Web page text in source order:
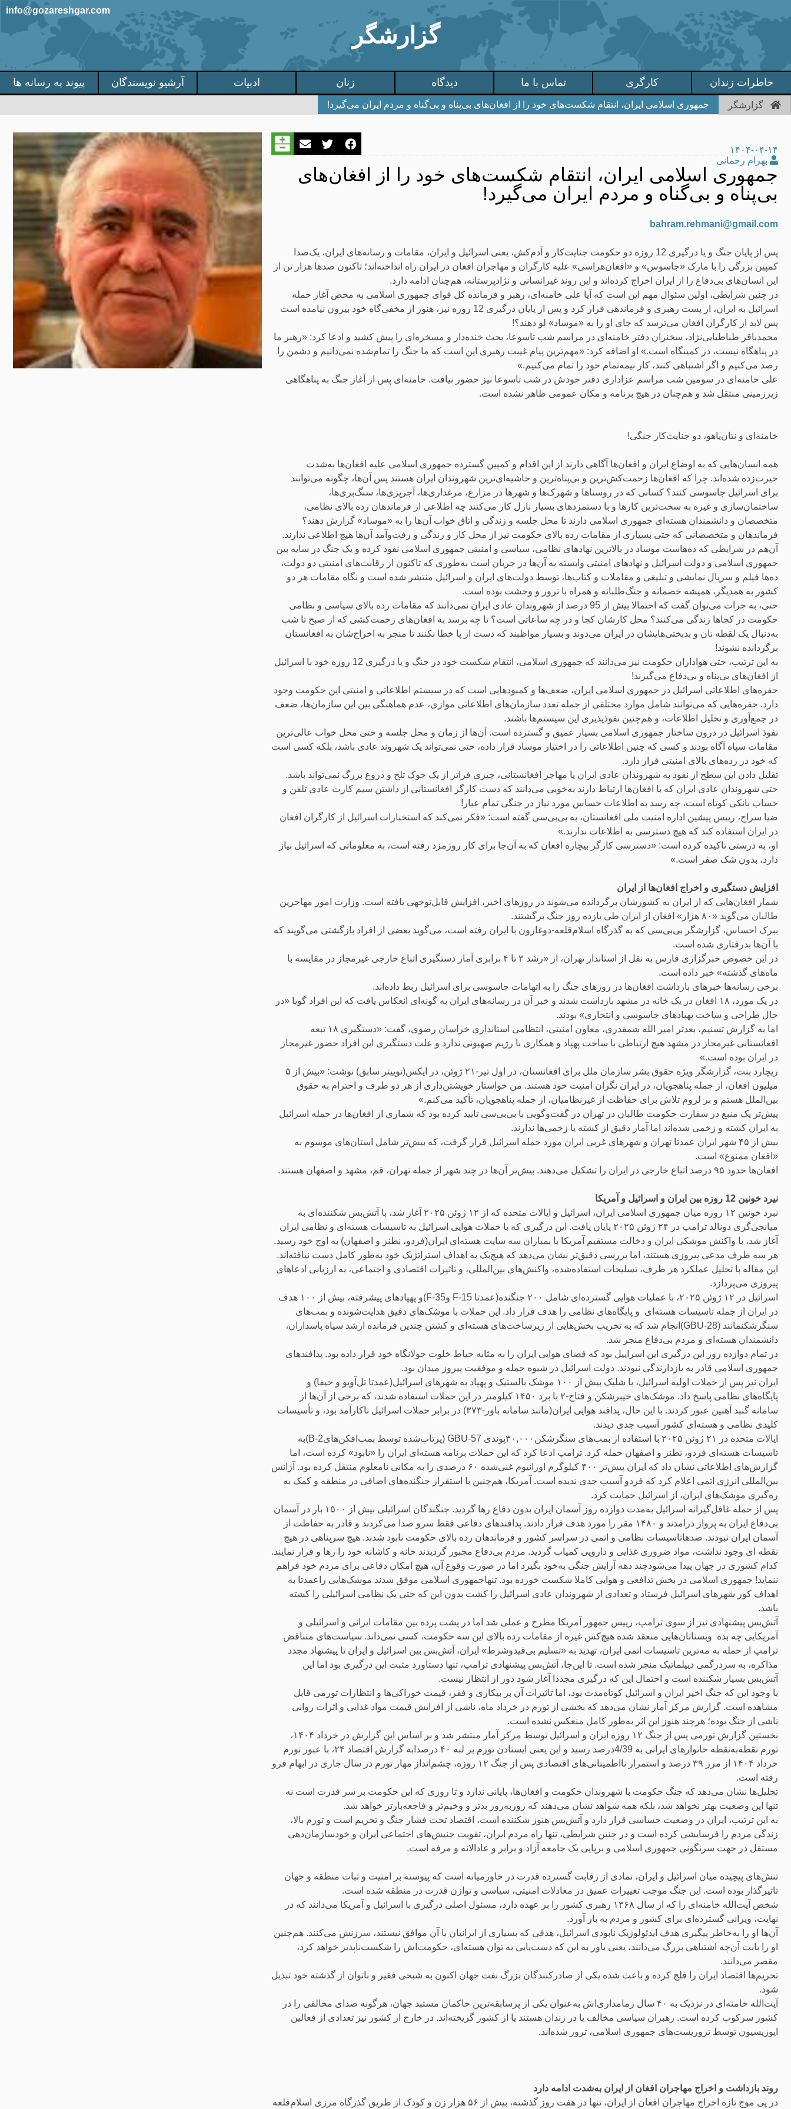
گزارشگر
info@gozareshgar.com
خاطرات زندان کارگری تماس با ما دیدگاه زنان ادبیات آرشیو نویسندگان پیوند به رسانه ها
گزارشگر جمهوری اسلامی ایران، انتقام شکست‌های خود را از افغان‌های بی‌پناه و بی‌گناه و مردم ایران می‌گیرد!
۱۴۰۴-۰۴-۱۴
بهرام رحمانی
جمهوری اسلامی ایران، انتقام شکست‌های خود را از افغان‌های
بی‌پناه و بی‌گناه و مردم ایران می‌گیرد!
bahram.rehmani@gmail.com
پس از پایان جنگ و یا درگیری 12 روزه دو حکومت جنایت‌کار و آدم‌کش، یعنی اسرائیل و ایران، مقامات و رسانه‌های ایران، یک‌صدا
کمپین بزرگی را با مارک «جاسوس» و «افغان‌هراسی» علیه کارگران و مهاجران افغان در ایران راه انداخته‌اند؛ تاکنون صدها هزار تن از
این انسان‌های بی‌دفاع را از ایران اخراج کرده‌اند و این روند غیرانسانی و نژادپرستانه، هم‌چنان ادامه دارد.
در چنین شرایطی، اولین سئوال مهم این است که آیا علی خامنه‌ای، رهبر و فرمانده کل قوای جمهوری اسلامی به محض آغاز حمله
اسرائیل به ایران، از پست رهبری و فرماندهی فرار کرد و پس از پایان درگیری 12 روزه نیز، هنوز از مخفی‌گاه خود بیرون نیامده است
پس لابد از کارگران افغان می‌ترسد که جای او را به «موساد» لو دهند؟!
محمدباقر طباطبایی‌نژاد، سخنران دفتر خامنه‌ای در مراسم شب تاسوعا، بحث خنده‌دار و مسخره‌ای را پیش کشید و ادعا کرد: «رهبر ما
در پناهگاه نیست، در کمینگاه است.» او اضافه کرد: «مهم‌ترین پیام غیبت رهبری این است که ما جنگ را تمام‌شده نمی‌دانیم و دشمن را
رصد می‌کنیم و اگر اشتباهی کنند، کار نیمه‌تمام خود را تمام می‌کنیم.»
علی خامنه‌ای در سومین شب مراسم عزاداری دفتر خودش در شب تاسوعا نیز حضور نیافت. خامنه‌ای پس از آغاز جنگ به پناهگاهی
زیرزمینی منتقل شد و هم‌چنان در هیچ برنامه و مکان عمومی ظاهر نشده است.
خامنه‌ای و نتان‌یاهو، دو جنایت‌کار جنگی!
همه انسان‌هایی که به اوضاع ایران و افغان‌ها آگاهی دارند از این اقدام و کمپین گسترده جمهوری اسلامی علیه افغان‌ها به‌شدت
حیرت‌زده شده‌اند. چرا که افغان‌ها زحمت‌کش‌ترین و بی‌پناه‌ترین و حاشیه‌ای‌ترین شهروندان ایران هستند پس آن‌ها، چگونه می‌توانند
برای اسرائیل جاسوسی کنند؟ کسانی که در روستاها و شهرک‌ها و شهرها در مزارع، مرغداری‌ها، آجرپزی‌ها، سنگ‌بری‌ها،
ساختمان‌سازی و غیره به سخت‌ترین کارها و با دستمزدهای بسیار نازل کار می‌کنند چه اطلاعی از فرماندهان رده بالای نظامی،
متخصصان و دانشمندان هسته‌ای جمهوری اسلامی دارند تا محل جلسه و زندگی و اتاق خواب آن‌ها را به «موساد» گزارش دهند؟
فرماندهان و متخصصانی که حتی بسیاری از مقامات رده بالای حکومت نیز از محل کار و زندگی و رفت‌و‌آمد آن‌ها هیچ اطلاعی ندارند.
آن‌هم در شرایطی که ده‌هاست موساد در بالاترین نهادهای نظامی، سیاسی و امنیتی جمهوری اسلامی نفوذ کرده و یک جنگ در سایه بین
جمهوری اسلامی و دولت اسرائیل و نهادهای امنیتی وابسته به آن‌ها در جریان است به‌طوری که تاکنون از رقابت‌های امنیتی دو دولت،
ده‌ها فیلم و سریال نمایشی و تبلیغی و مقاملات و کتاب‌ها، توسط دولت‌های ایران و اسرائیل منتشر شده است و نگاه مقامات هر دو
کشور به همدیگر، همیشه خصمانه و جنگ‌طلبانه و همراه با ترور و وحشت بوده است.
حتی، به جرات می‌توان گفت که احتمالا بیش از 95 درصد از شهروندان عادی ایران نمی‌دانند که مقامات رده بالای سیاسی و نظامی
حکومت در کجاها زندگی می‌کنند؟ محل کارشان کجا و در چه ساعاتی است؟ تا چه برسد به افغان‌های زحمت‌کشی که از صبح تا شب
به‌دنبال یک لقطه نان و بدبختی‌هایشان در ایران می‌دوند و بسیار مواظبند که دست از پا خطا نکنند تا منجر به اخراج‌شان به افغانستان
برگردانده نشوند!
به این ترتیب، حتی هواداران حکومت نیز می‌دانند که جمهوری اسلامی، انتقام شکست خود در جنگ و یا درگیری 12 روزه خود با اسرائیل
از افغان‌های بی‌پناه و بی‌دفاع می‌گیرند!
حفره‌های اطلاعاتی اسرائیل در جمهوری اسلامی ایران، ضعف‌ها و کمبودهایی است که در سیستم اطلاعاتی و امنیتی این حکومت وجود
دارد. حفره‌هایی که می‌توانند شامل موارد مختلفی از جمله تعدد سازمان‌های اطلاعاتی موازی، عدم هماهنگی بین این سازمان‌ها، ضعف
در جمع‌آوری و تحلیل اطلاعات، و هم‌چنین نفوذپذیری این سیستم‌ها باشند.
نفوذ اسرائیل در درون ساختار جمهوری اسلامی بسیار عمیق و گسترده است. آن‌ها از زمان و محل جلسه و حتی محل خواب عالی‌ترین
مقامات سپاه آگاه بودند و کسی که چنین اطلاعاتی را در اختیار موساد قرار داده، حتی نمی‌تواند یک شهروند عادی باشد، بلکه کسی است
که خود در رده‌های بالای امنیتی قرار دارد.
تقلیل دادن این سطح از نفوذ به شهروندان عادی ایران یا مهاجر افغانستانی، چیزی فراتر از یک جوک تلخ و دروغ بزرگ نمی‌تواند باشد.
حتی شهروندان عادی ایران که با افغان‌ها ارتباط دارند به‌خوبی می‌دانند که دست کارگر افغانستانی از داشتن سیم کارت عادی تلفن و
حساب بانکی کوتاه است، چه رسد به اطلاعات حساس مورد نیاز در جنگی تمام عیار!
ضیا سراج، ریيس پیشین اداره امنیت ملی افغانستان، به بی‌بی‌سی گفته است: «فکر نمی‌کند که استخبارات اسرائیل از کارگران افغان
در ایران استفاده کند که هیچ دسترسی به اطلاعات ندارند.»
او، به درستی تاکیده کرده است: «دسترسی کارگر بیچاره افغان که به آن‌جا برای کار روزمزد رفته است، به معلوماتی که اسرائیل نیاز
دارد، بدون شک صفر است.»
افزایش دستگیری و اخراج افغان‌ها از ایران
شمار افغان‌هایی که از ایران به کشورشان بر‌گردانده می‌شوند در روزهای اخیر، افزایش قابل‌توجهی یافته است. وزارت امور مهاجرین
طالبان می‌گوید «۸۰ هزار» افغان از ایران طی یازده روز جنگ برگشتند.
ببرک احساس، گزارشگر بی‌بی‌سی که به گذرگاه اسلام‌قلعه-دوغارون با ایران رفته است، می‌گوید بعضی از افراد بازگشتی می‌گویند که
با آن‌ها بدرفتاری شده است.
در این خصوص خبرگزاری فارس به نقل از استاندار تهران، از «رشد ۳ تا ۴ برابری آمار دستگیری‌ اتباع خارجی غیرمجاز در مقایسه با
ماه‌های گذشته» خبر داده است.
برخی رسانه‌ها خبرهای بازداشت‌ افغان‌ها در روزهای جنگ را به اتهامات جاسوسی برای اسرائیل ربط داده‌اند.
در یک مورد، ۱۸ افغان در یک خانه در مشهد بازداشت شدند و خبر آن در رسانه‌های ایران به گونه‌ای انعکاس یافت که این افراد گویا «در
حال طراحی و ساخت پهپادهای جاسوسی و انتحاری» بودند.
اما به گزارش تسنیم، بعدتر امیر الله شمقدری، معاون امنیتی، انتظامی استانداری خراسان رضوی، گفت: «دستگیری ۱۸ تبعه
افغانستانی غیرمجاز در مشهد هیچ ارتباطی با ساخت پهپاد و همکاری با رژیم صهیونی ندارد و علت دستگیری این افراد حضور غیرمجاز
در ایران بوده است.»
ریچارد بنت، گزارشگر ویژه حقوق بشر سازمان ملل برای افغانستان، در اول تیر-۲۱ ژوئن، در ایکس‌(توییتر سابق) نوشت: «بیش از ۵
میلیون افغان، از جمله پناهجویان، در ایران نگران امنیت خود هستند. من خواستار خویشتن‌داری از هر دو طرف و احترام به حقوق
بین‌الملل هستم و بر لزوم تلاش برای حفاظت از غیرنظامیان، از جمله پناهجویان، تأکید می‌کنم.»
پیش‌تر یک منبع در سفارت حکومت طالبان در تهران در گفت‌وگویی با بی‌بی‌سی تایید کرده بود که شماری از افغان‌ها در حمله اسرائیل
به ایران کشته و زخمی شده‌اند اما آمار دقیق از کشته یا زخمی‌ها ندارند.
بیش از ۴۵ شهر ایران عمدتا تهران و شهرهای غربی ایران مورد حمله اسرائیل قرار گرفت، که بیش‌تر شامل استان‌های موسوم به
«افغان ممنوع» است.
افغان‌ها حدود ۹۵ درصد اتباع خارجی در ایران را تشکیل می‌دهند. بیش‌تر آن‌ها در چند شهر از جمله تهران، قم، مشهد و اصفهان هستند.
نیرد خونین 12 روزه بین ایران و اسرائیل و آمریکا
نبرد خونین ۱۲ روزه میان جمهوری اسلامی ایران، اسرائیل و ایالات متحده که از ۱۲ ژوئن ۲۰۲۵ آغاز شد، با آتش‌بس شکننده‌ای به
میانجی‌گری دونالد ترامپ در ۲۴ ژوئن ۲۰۲۵ پایان یافت. این درگیری که با حملات هوایی اسرائیل به تاسیسات هسته‌ای و نظامی ایران
آغاز شد، با واکنش موشکی ایران و دخالت مستقیم آمریکا با بمباران سه سایت هسته‌ای ایران‌(فردو، نطنز و اصفهان) به اوج خود رسید.
هر سه طرف مدعی پیروزی هستند، اما بررسی دقیق‌تر نشان می‌دهد که هیچ‌یک به اهداف استراتژیک خود به‌طور کامل دست نیافته‌اند.
این مقاله با تحلیل عملکرد هر طرف، تسلیحات استفاده‌شده، واکنش‌های بین‌المللی، و تاثیرات اقتصادی و اجتماعی، به ارزیابی ادعاهای
پیروزی می‌پردازد.
اسرائیل در ۱۲ ژوئن ۲۰۲۵، با عملیات هوایی گسترده‌ای شامل ۲۰۰ جنگنده(عمدتا F-15 وF-35)و پهپادهای پیشرفته، بیش از ۱۰۰ هدف
در ایران از جمله تاسیسات هسته‌ای و پایگاه‌های نظامی را هدف قرار داد. این حملات با موشک‌های دقیق هدایت‌شونده و بمب‌های
سنگرشکنمانند (GBU-28)انجام شد که به تخریب بخش‌هایی از زیرساخت‌های هسته‌ای و کشتن چندین فرمانده ارشد سپاه پاسداران،
دانشمندان هسته‌ای و مردم بی‌دفاع منجر شد.
در تمام دوازده روز این درگیری این اسراییل بود که فضای هوایی ایران را به مثابه حیاط خلوت جولانگاه خود قرار داده بود. پدافندهای
جمهوری اسلامی قادر به بازدارندگی نبودند. دولت اسرائیل در شیوه حمله و موفقیت پیروز میدان بود.
ایران نیز پس از حملات اولیه اسرائیل، با شلیک بیش از ۱۰۰ موشک بالستیک و پهپاد به شهرهای اسرائیل‌(عمدتا تل‌آویو و حیفا) و
پایگاه‌های نظامی پاسخ داد. موشک‌های خیبرشکن و فتاح-۲ با برد ۱۴۵۰ کیلومتر در این حملات استفاده شدند، که برخی از آن‌ها از
سامانه گنبد آهنین عبور کردند. با این حال، پدافند هوایی ایران‌(مانند سامانه باور-۳۷۳) در برابر حملات اسرائیل ناکارآمد بود، و تأسیسات
کلیدی نظامی و هسته‌ای کشور آسیب جدی دیدند.
ایالات متحده در ۲۱ ژوئن ۲۰۲۵ با استفاده از بمب‌های سنگرشکن۳۰,۰۰۰پوندی GBU-57 (پرتاب‌شده توسط بمب‌افکن‌هایB-2)به
تاسیسات هسته‌ای فردو، نطنز و اصفهان حمله کرد. ترامپ ادعا کرد که این حملات برنامه هسته‌ای ایران را «نابود» کرده است، اما
گزارش‌های اطلاعاتی نشان داد که ایران پیش‌تر ۴۰۰ کیلوگرم اورانیوم غنی‌شده ۶۰ درصدی را به مکانی نامعلوم منتقل کرده بود. آژانس
بین‌المللی انرژی اتمی اعلام کرد که فردو آسیب جدی ندیده است. آمریکا، هم‌چنین با استقرار جنگنده‌های اضافی در منطقه و کمک به
ره‌گیری موشک‌های ایران، از اسرائیل حمایت کرد.
پس از حمله غافل‌گیرانه اسرائیل به‌مدت دوازده روز آسمان ایران بدون دفاع رها گردید. جنگندگان اسرائیلی بیش از ۱۵۰۰ بار در آسمان
بی‌دفاع ایران به پرواز درامدند و ۱۴۸۰ مقر را مورد هدف قرار دادند. پدافندهای دفاعی فقط سرو صدا می‌کردند و قادر به حفاظت از
آسمان ایران نبودند. صدهاتاسیسات نظامی و اتمی در سراسر کشور و فرماندهان رده بالای حکومت نابود شدند. هیچ سرپناهی در هیچ
نقطه ای وجود نداشت، مواد ضروری غذایی و دارویی کمیاب گردید. مردم بی‌دفاع مجبور گردیدند خانه و کاشانه خود را رها و فرار نمایند.
کدام کشوری در جهان پیدا می‌شودچند دهه آرایش جنگی به‌خود بگیرد اما در صورت وقوع آن، هیچ امکان دفاعی برای مردم خود فراهم
ننماید! جمهوری اسلامی در بخش تدافعی و هوایی کاملا شکست خورده بود. تنهاجمهوری اسلامی موفق شدند موشک‌هایی راعمدتا به
اهداف کور شهرهای اسرائیل فرستاد و تعدادی از شهروندان عادی اسرائیل را کشت بدون این که حتی یک نظامی اسرائیلی را کشته
باشد.
آتش‌بس پیشنهادی نیز از سوی ترامپ، رییس جمهور آمریکا مطرح و عملی شد اما در پشت پرده بین مقامات ایرانی و اسرائیلی و
آمریکایی چه بده وبسناتان‌هایی منعقد شده هیچ‌کس غیره از مقامات رده بالای این سه حکومت، کسی نمی‌داند. سیاست‌های متناقض
ترامپ از حمله به مه‌ترین تاسیسات اتمی ایران، تهدید به «تسلیم بی‌قیدوشرط» ایران، آتش‌بس بین اسرائیل و ایران تا پیشنهاد مجدد
مذاکره، به سردرگمی دیپلماتیک منجر شده است. تا این‌جا، آتش‌بس پیشنهادی ترامپ، تنها دستاورد مثبت این درگیری بود اما این
آتش‌بس بسیار شکننده است و احتمال این که درگیری مجددا آغاز شود دور از انتظار نیست.
با وجود این که جنگ اخیر ایران و اسرائیل کوتاه‌مدت بود، اما تاثیرات آن بر بیکاری و فقر، قیمت خوراکی‌ها و انتظارات تورمی قابل
مشاهده است. گزارش مرکز آمار نشان می‌دهد که بخشی از تورم در خرداد ماه، ناشی از افزایش قیمت مواد غذایی و اثرات روانی
ناشی از جنگ بوده؛ هرچند هنوز این اثر به‌طور کامل منعکس نشده است.
نخستین گزارش تورمی پس از جنگ ۱۲ روزه ایران و اسرائیل توسط مرکز آمار منتشر شد و بر اساس این گزارش در خرداد ۱۴۰۴،
تورم نقطه‌به‌نقطه خانوار‌های ایرانی به 4/39درصد رسید و این یعنی ایستادن تورم بر لبه ۴۰ درصد!به گزارش اقتصاد ۲۴، با عبور تورم
خرداد ۱۴۰۴ از مرز ۳۹ درصد و استمرار نااطمینانی‌های اقتصادی پس از جنگ ۱۲ روزه، چشم‌انداز مهار تورم در سال جاری در ابهام فرو
رفته است.
تحلیل‌ها نشان می‌دهد که جنگ حکومت با شهروندان حکومت و افغان‌ها، پایانی ندارد و تا روزی که این حکومت بر سر قدرت است نه
تنها این وضعیت بهتر نخواهد شد، بلکه همه شواهد نشان می‌دهند که روز‌به‌روز بدتر و وخیم‌تر و فاجعه‌بارتر خواهد شد.
به این ترتیب، ایران در وضعیت حساسی قرار دارد و آتش‌بس هنوز شکننده است، اقتصاد تحت فشار جنگ و تحریم است و تورم بالا،
زندگی مردم را فرسایشی کرده است و در چنین شرایطی، تنها راه مردم ایران، تقویت جنبش‌های اجتماعی ایران و خودسازمان‌دهی
مستقل در جهت سرنگونی جمهوری اسلامی و برپایی یک جامعه آزاد و برابر و عادالانه و مرفه است.
تنش‌های پیچیده میان اسرائیل و ایران، نمادی از رقابت گسترده قدرت در خاورمیانه است که پیوسته بر امنیت و ثبات منطقه و جهان
تاثیرگذار بوده است. این جنگ موجب تغییرات عمیق در معادلات امنیتی، سیاسی و توازن قدرت در منطقه شده است.
شخص آیت‌الله خامنه‌ای را که از سال ۱۳۶۸ رهبری کشور را بر عهده دارد، مسئول اصلی درگیری با اسرائیل و آمریکا می‌دانند که در
نهایت، ویرانی گسترده‌ای برای کشور و مردم به بار آورد.
آن‌ها او را به‌خاطر پیگیری هدف ایدئولوژیک نابودی اسرائیل، هدفی که بسیاری از ایرانیان با آن موافق نیستند، سرزنش می‌کنند. هم‌چنین
او را بابت آن‌چه اشتباهی بزرگ می‌دانند، یعنی باور به این که دست‌یابی به توان هسته‌ای، حکومت‌اش را شکست‌ناپذیر خواهد کرد،
مقصر می‌دانند.
تحریم‌ها اقتصاد ایران را فلج کرده‌ و باعث شده یکی از صادرکنندگان بزرگ نفت جهان اکنون به شبحی فقیر و ناتوان از گذشته خود تبدیل
شود.
آیت‌الله خامنه‌ای در نزدیک به ۴۰ سال زمامداری‌اش به‌عنوان یکی از پرسابقه‌ترین حاکمان مستبد جهان، هرگونه صدای مخالفی را در
کشور سرکوب کرده است. رهبران سیاسی مخالف یا در زندان‌ هستند یا از کشور گریخته‌اند. در خارج از کشور نیز تعدادی از فعالین
اپوزیسیون توسط تروریست‌های جمهوری اسلامی، ترور شده‌اند.
روند بازداشت و اخراج مهاجران افغان از ایران به‌شدت ادامه دارد
در پی موج تازه‌ اخراج مهاجران افغان از ایران، تنها در هفت روز گذشته، بیش از ۵۶ هزار زن و کودک از طریق گذرگاه مرزی اسلام‌قلعه